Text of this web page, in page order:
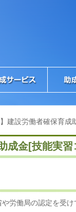
】建設労働者確保育
成金[技能実
労働局の認定を受